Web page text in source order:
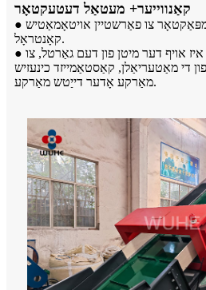
קאַנווייער+ מעטאַל דעטעקטאָר
● עס פּאַסט מיט קאָמפּאַקטאָר צו פאַרשטיין אויטאָמאַטיש
קאָנטראָל.
● מעטאַל דעטעקטאָר איז אויף דער מיטן פון דעם גאַרטל, צו
די מאַטעריאַלן, קאַסטאַמייזד כינעזיש
מאַרקע אָדער דייַטש מאַרקע.